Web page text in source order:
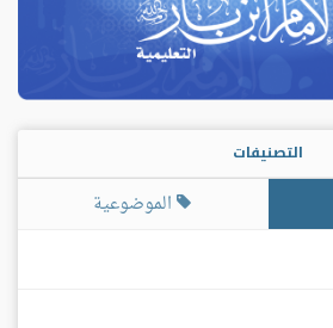
التصنيفات
الموضوعية